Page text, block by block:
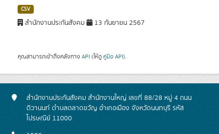
CSV
สำนักงานประกันสังคม 13 กันยายน 2567
คุณสามารถเข้าถึงคลังทาง API (ให้ดู คู่มือ API).
สำนักงานประกันสังคม สำนักงานใหญ่ เลขที่ 88/28 หมู่ 4 ถนน
ติวานนท์ ตำบลตลาดขวัญ อำเภอเมือง จังหวัดนนทบุรี รหัส
ไปรษณีย์ 11000